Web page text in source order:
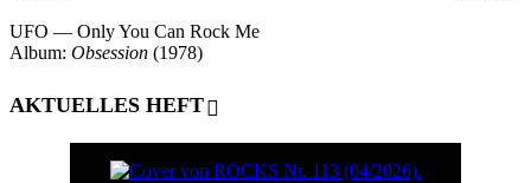
UFO — Only You Can Rock Me
Album: Obsession (1978)
AKTUELLES HEFT